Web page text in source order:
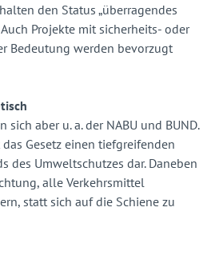
den Status „überragendes
Projekte mit sicherheits- oder
Bedeutung werden bevorzugt
sich aber u. a. der NABU und BUND.
Gesetz einen tiefgreifenden
des Umweltschutzes dar. Daneben
alle Verkehrsmittel
statt sich auf die Schiene zu